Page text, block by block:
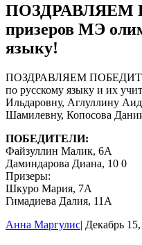
ПОЗДРАВЛЯЕМ
призеров МЭ
языку!
ПОЗДРАВЛЯЕМ
по русскому языку и их
Ильдаровну, Аглуллину
Шамилевну, Копосова
ПОБЕДИТЕЛИ:
Файзуллин Малик, 6А
Даминдарова Диана, 10 0
Призеры:
Шкуро Мария, 7А
Гимадиева Далия, 11А
Анна Маргулис| Декабрь 15,